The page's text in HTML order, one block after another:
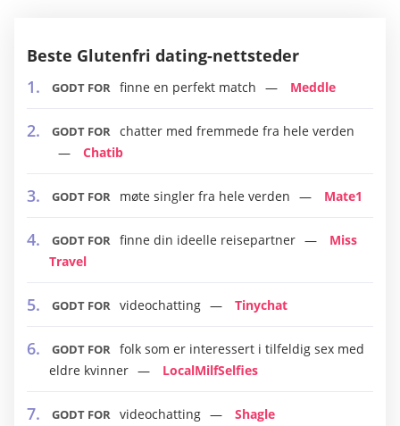
Beste Glutenfri dating-nettsteder
GODT FOR finne en perfekt match Meddle
GODT FOR chatter med fremmede fra hele verden
Chatib
GODT FOR møte singler fra hele verden Mate1
GODT FOR finne din ideelle reisepartner
Miss
Travel
GODT FOR videochatting Tinychat
GODT FOR folk som er interessert i tilfeldig sex med
eldre kvinner
LocalMilfSelfies
GODT FOR videochatting Shagle